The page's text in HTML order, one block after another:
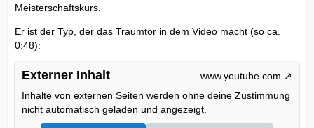
Meisterschaftskurs.
Er ist der Typ, der das Traumtor in dem Video macht (so ca.
0:48):
Externer Inhalt
www.youtube.com
Inhalte von externen Seiten werden ohne deine Zustimmung
nicht automatisch geladen und angezeigt.